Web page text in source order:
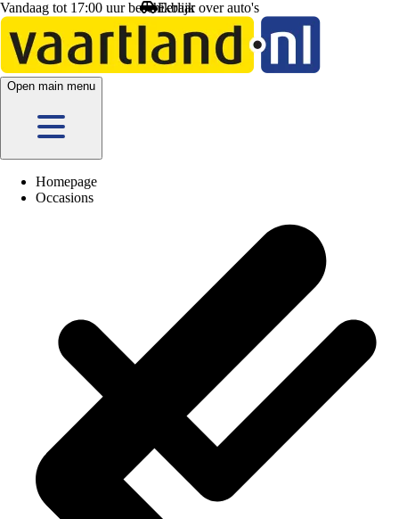
Vandaag tot 17:00 uur beschikbaar
Open main menu
Homepage
Occasions